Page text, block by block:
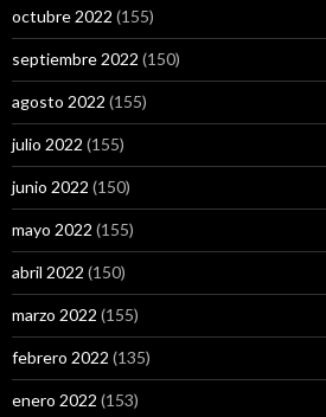
octubre 2022 (155)
septiembre 2022 (150)
agosto 2022 (155)
julio 2022 (155)
junio 2022 (150)
mayo 2022 (155)
abril 2022 (150)
marzo 2022 (155)
febrero 2022 (135)
enero 2022 (153)